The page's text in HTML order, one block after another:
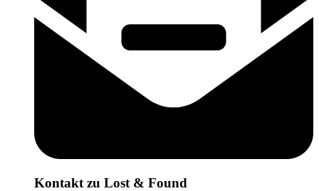
Kontakt zu Lost & Found